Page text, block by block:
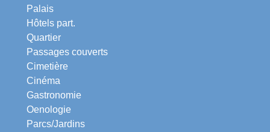
Palais
Hôtels part.
Quartier
Passages couverts
Cimetière
Cinéma
Gastronomie
Oenologie
Parcs/Jardins